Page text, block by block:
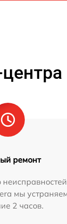
ремонт
мы
2 часов.